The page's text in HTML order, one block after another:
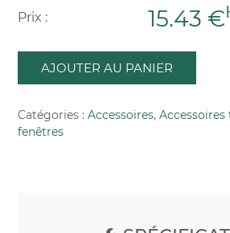
Prix : 15.43 €
AJOUTER AU PANIER
Catégories : Accessoires,
fenêtres